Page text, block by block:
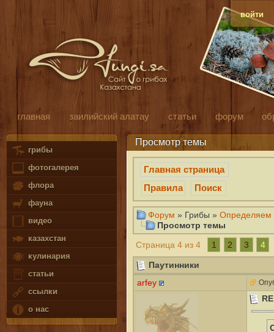
войти
главная заилийский алатау статьи форум
грибы
фотогалерея
флора
фауна
видео
казахстан
кулинария
статьи
ссылки
о нас
Просмотр темы
Главная страница
Правила
Поиск
Форум » Грибы » Определяем
Просмотр темы
Страница 4 из 4 1 2 3 4
Паутинники
arfey